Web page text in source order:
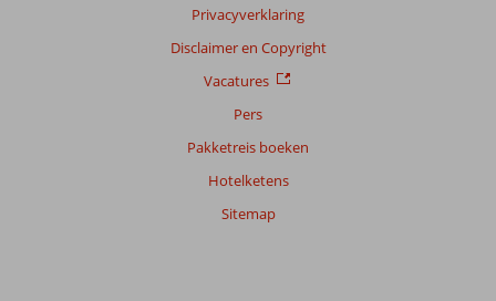
Privacyverklaring
Disclaimer en Copyright
Vacatures
Pers
Pakketreis boeken
Hotelketens
Sitemap